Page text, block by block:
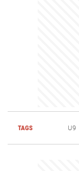
TAGS U9